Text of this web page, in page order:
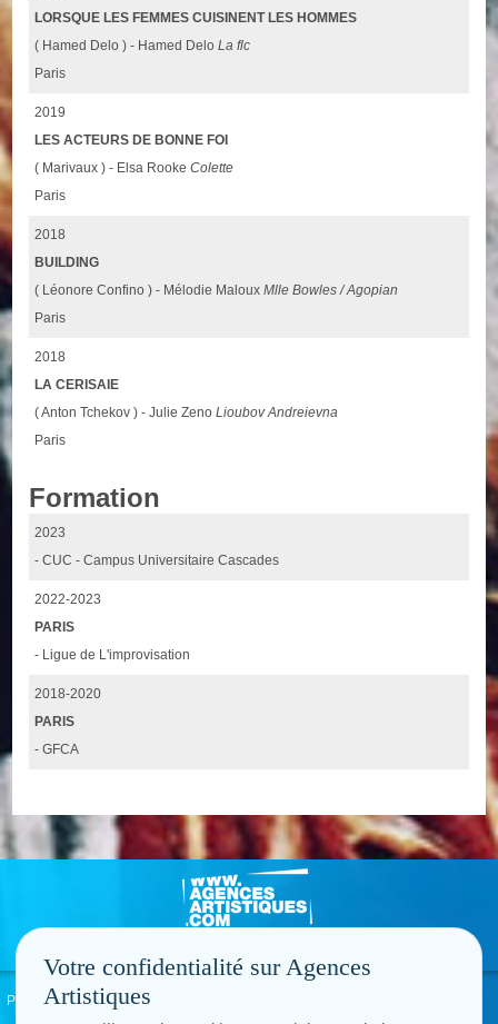
LORSQUE LES FEMMES CUISINENT LES HOMMES
( Hamed Delo ) - Hamed DeloLa flc
Paris
2019
LES ACTEURS DE BONNE FOI
( Marivaux ) - Elsa RookeColette
Paris
2018
BUILDING
( Léonore Confino ) - Mélodie MalouxMlle Bowles / Agopian
Paris
2018
LA CERISAIE
( Anton Tchekov ) - Julie ZenoLioubov Andreievna
Paris
Formation
2023
- CUC - Campus Universitaire Cascades
2022-2023
PARIS
- Ligue de L'improvisation
2018-2020
PARIS
- GFCA
Politique de confidentialité
Votre confidentialité sur Agences
Artistiques